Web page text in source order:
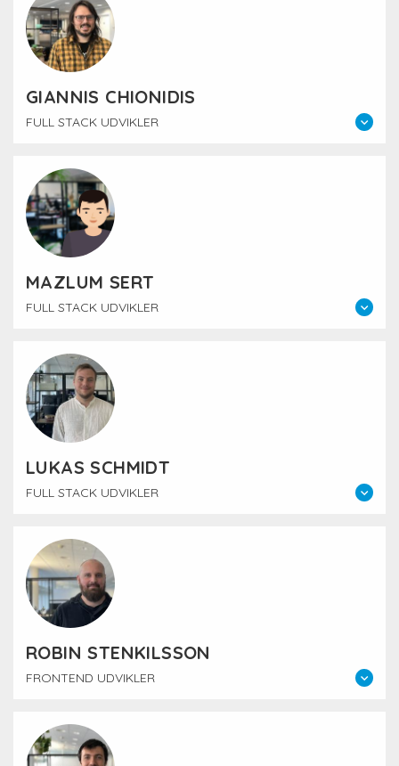
GIANNIS CHIONIDIS
FULL STACK UDVIKLER
MAZLUM SERT
FULL STACK UDVIKLER
LUKAS SCHMIDT
FULL STACK UDVIKLER
ROBIN STENKILSSON
FRONTEND UDVIKLER